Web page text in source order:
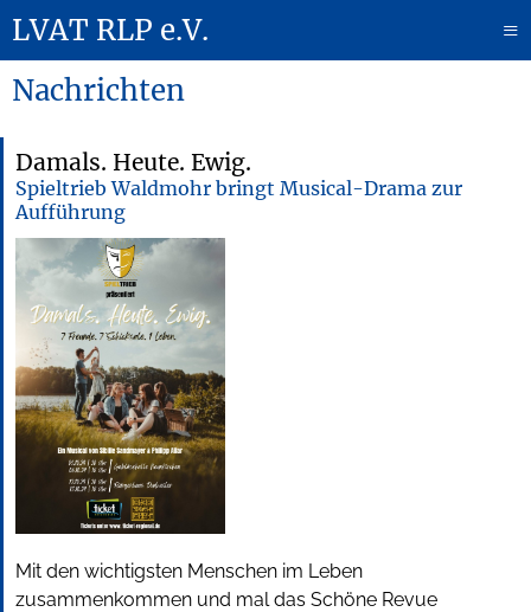
LVAT RLP e.V.
≡
Nachrichten
Damals. Heute. Ewig.
Spieltrieb Waldmohr bringt Musical-Drama zur
Aufführung
Mit den wichtigsten Menschen im Leben
zusammenkommen und mal das Schöne Revue